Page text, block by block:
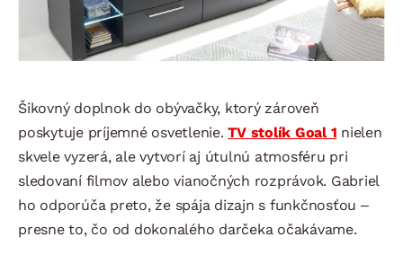
Šikovný doplnok do obývačky, ktorý zároveň
poskytuje príjemné osvetlenie.TV stolík Goal 1 nielen
skvele vyzerá, ale vytvorí aj útulnú atmosféru pri
sledovaní filmov alebo vianočných rozprávok. Gabriel
ho odporúča preto, že spája dizajn s funkčnosťou –
presne to, čo od dokonalého darčeka očakávame.